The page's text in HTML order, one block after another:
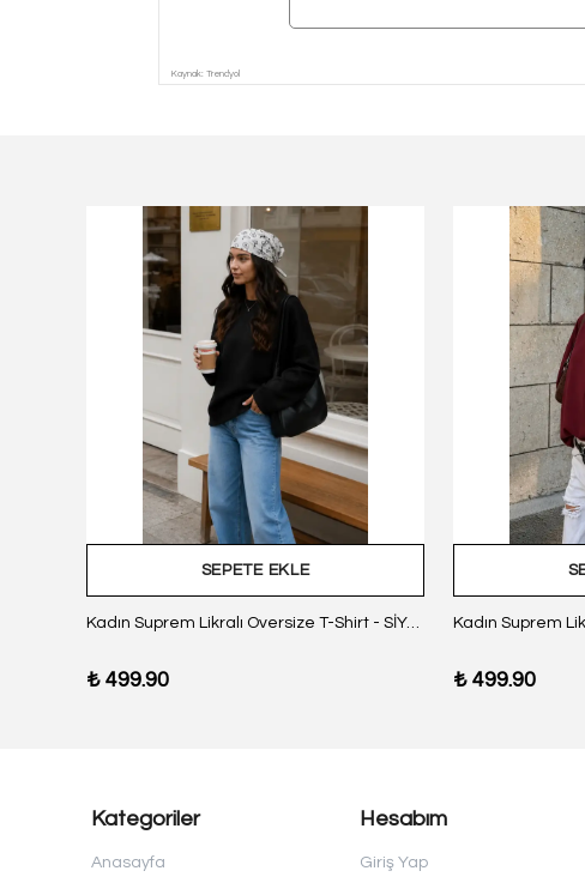
Kaynak: Trendyol
SEPETE EKLE
Kadın Suprem Likralı Oversize T-Shirt - SİYAH
₺ 499.90 ₺ 499.90
Kategoriler
Anasayfa
Hesabım
Giriş Yap